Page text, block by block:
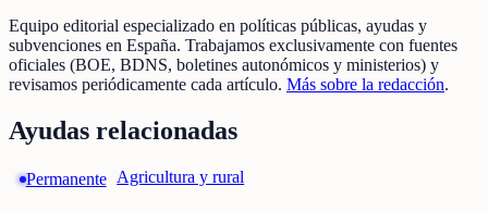
Equipo editorial especializado en políticas públicas, ayudas y
subvenciones en España. Trabajamos exclusivamente con fuentes
oficiales (BOE, BDNS, boletines autonómicos y ministerios) y
revisamos periódicamente cada artículo. Más sobre la redacción.
Ayudas relacionadas
Permanente Agricultura y rural